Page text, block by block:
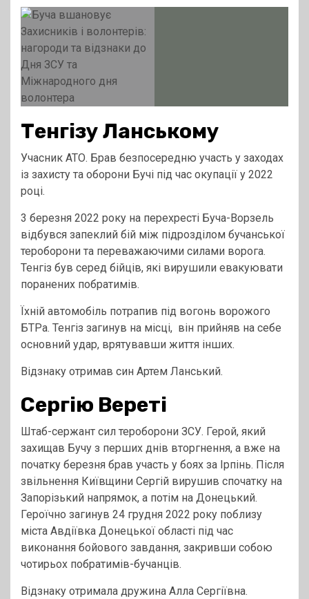
Тенгізу Ланському
Учасник АТО. Брав безпосередню участь у заходах
із захисту та оборони Бучі під час окупації у 2022
році.
3 березня 2022 року на перехресті Буча-Ворзель
відбувся запеклий бій між підрозділом бучанської
тероборони та переважаючими силами ворога.
Тенгіз був серед бійців, які вирушили евакуювати
поранених побратимів.
Їхній автомобіль потрапив під вогонь ворожого
БТРа. Тенгіз загинув на місці, він прийняв на себе
основний удар, врятувавши життя інших.
Відзнаку отримав син Артем Ланський.
Сергію Вереті
Штаб-сержант сил тероборони ЗСУ. Герой, який
захищав Бучу з перших днів вторгнення, а вже на
початку березня брав участь у боях за Ірпінь. Після
звільнення Київщини Сергій вирушив спочатку на
Запорізький напрямок, а потім на Донецький.
Героїчно загинув 24 грудня 2022 року поблизу
міста Авдіївка Донецької області під час
виконання бойового завдання, закривши собою
чотирьох побратимів-бучанців.
Відзнаку отримала дружина Алла Сергіївна.